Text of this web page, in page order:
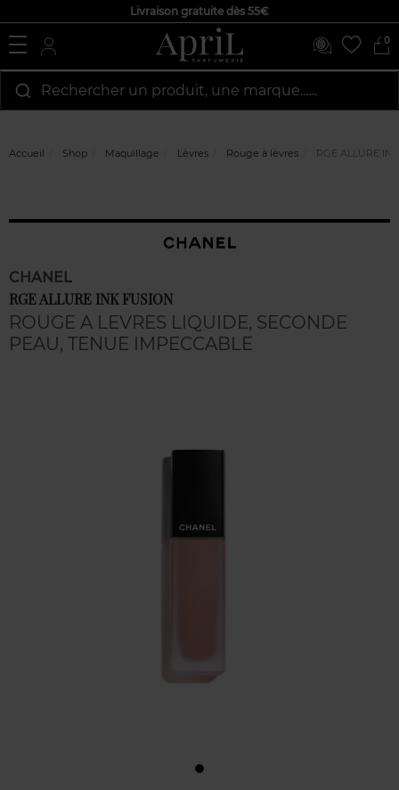
Livraison gratuite dès 55€
0
Rechercher un produit, une marque…...
Accueil Shop Maquillage Lèvres Rouge à lèvres RGE ALLURE
CHANEL
RGE ALLURE INK FUSION
ROUGE A LEVRES LIQUIDE, SECONDE
PEAU, TENUE IMPECCABLE